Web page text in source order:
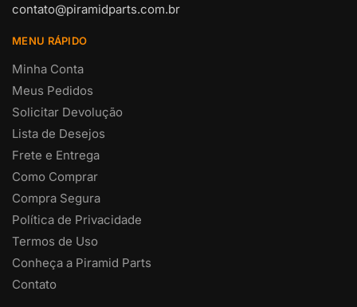
contato@piramidparts.com.br
MENU RÁPIDO
Minha Conta
Meus Pedidos
Solicitar Devolução
Lista de Desejos
Frete e Entrega
Como Comprar
Compra Segura
Política de Privacidade
Termos de Uso
Conheça a Piramid Parts
Contato